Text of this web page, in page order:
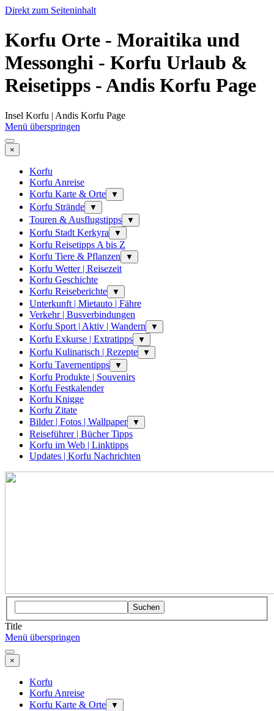
Direkt zum Seiteninhalt
Korfu Orte - Moraitika und
Messonghi - Korfu Urlaub &
Reisetipps - Andis Korfu Page
Insel Korfu | Andis Korfu Page
Menü überspringen
×
Korfu
Korfu Anreise
Korfu Karte & Orte
▼
Korfu Strände ▼
Touren & Ausflugstipps ▼
Korfu Stadt Kerkyra ▼
Korfu Reisetipps A bis Z
Korfu Tiere & Pflanzen
▼
Korfu Wetter | Reisezeit
Korfu Geschichte
Korfu Reiseberichte
▼
Unterkunft | Mietauto | Fähre
Verkehr | Busverbindungen
Korfu Sport | Aktiv | Wandern
▼
Korfu Exkurse | Extratipps ▼
Korfu Kulinarisch | Rezepte ▼
Korfu Tavernentipps ▼
Korfu Produkte | Souvenirs
Korfu Festkalender
Korfu Knigge
Korfu Zitate
Bilder | Fotos | Wallpaper
▼
Reiseführer | Bücher Tipps
Korfu im Web | Linktipps
Updates | Korfu Nachrichten
Suchen
Title
Menü überspringen
×
Korfu
Korfu Anreise
Korfu Karte & Orte
▼